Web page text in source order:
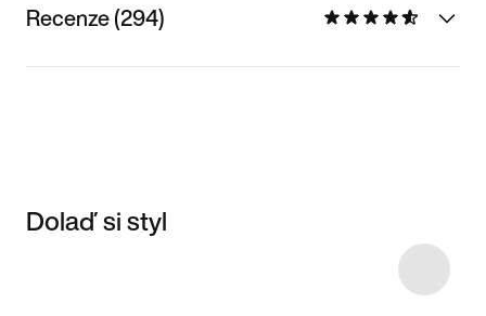
Recenze (294)
Dolaď si styl